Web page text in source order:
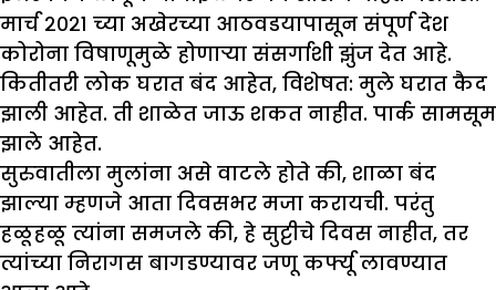
मार्च २०२१ च्या अखेरच्या आठवडयापासून संपूर्ण देश
कोरोना विषाणूमुळे होणाऱ्या संसर्गाशी झुंज देत आहे.
कितीतरी लोक घरात बंद आहेत, विशेषत: मुले घरात कैद
झाली आहेत. ती शाळेत जाऊ शकत नाहीत. पार्क सामसूम
झाले आहेत.
सुरुवातीला मुलांना असे वाटले होते की, शाळा बंद
झाल्या म्हणजे आता दिवसभर मजा करायची. परंतु
हळूहळू त्यांना समजले की, हे सुट्टीचे दिवस नाहीत, तर
त्यांच्या निरागस बागडण्यावर जणू कर्फ्यू लावण्यात